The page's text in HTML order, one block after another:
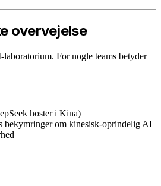
overvejelse
For nogle teams betyder
hoster i Kina)
bekymringer om kinesisk-oprindelig AI